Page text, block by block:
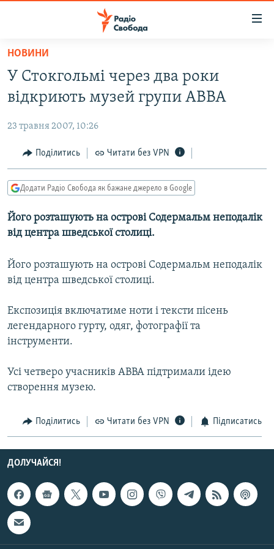
Перейти
основного
матеріалу
Перейти
до
навігації
Перейти
до
СТАТТІ
ПОЛІТИКА
ЕКОНОМІКА
КУЛЬТУРА
СПОРТ
УКРАЇНА
СВІТ
ВІЙНА
РОСІЙСЬКА «ФІЛЬТРАЦІЯ»
КРИМ.РЕАЛІЇ
ТИ ЯК?
СХЕМИ
КИТАЙ.ВИКЛИКИ
МУЛЬТИМЕДІА
ФОТО
СПЕЦПРОЄКТИ
КРИМ РЕАЛІЇ
УКР
НОВИНИ
У Стокгольмі через два роки
відкриють музей групи ABBA
23 травня 2007, 10:26
Поділитись Читати без VPN
Додати Радіо Свобода як бажане джерело в Google
Його розташують на острові Содермальм неподалік
від центра шведської столиці.
Його розташують на острові Содермальм неподалік
від центра шведської столиці.
Експозиція включатиме ноти і тексти пісень
легендарного гурту, одяг, фотографії та
інструменти.
Усі четверо учасників ABBA підтримали ідею
створення музею.
Поділитись Читати без VPN Підписатись
ДОЛУЧАЙСЯ!